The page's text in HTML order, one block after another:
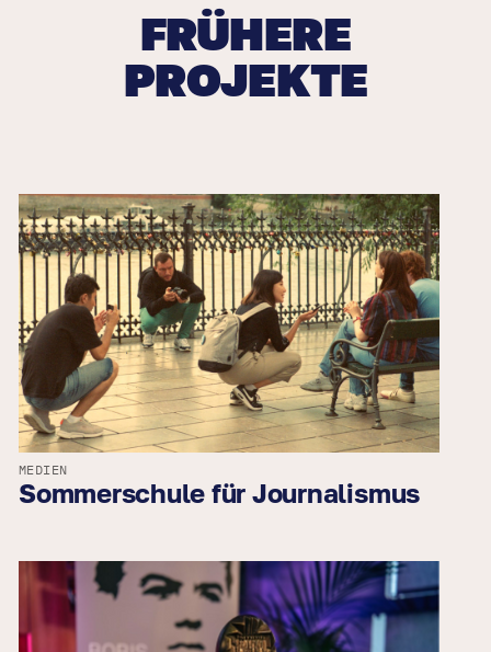
FRÜHERE
PROJEKTE
MEDIEN
Sommerschule für Journalismus